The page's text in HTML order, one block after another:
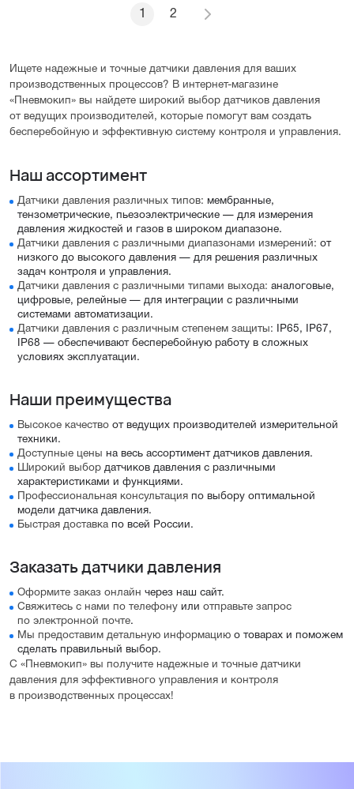
1 2
Ищете надежные и точные датчики давления для ваших
производственных процессов? В интернет-магазине
«Пневмокип» вы найдете широкий выбор датчиков давления
от ведущих производителей, которые помогут вам создать
бесперебойную и эффективную систему контроля и управления.
Наш ассортимент
Датчики давления различных типов: мембранные,
тензометрические, пьезоэлектрические — для измерения
давления жидкостей и газов в широком диапазоне.
Датчики давления с различными диапазонами измерений: от
низкого до высокого давления — для решения различных
задач контроля и управления.
Датчики давления с различными типами выхода: аналоговые,
цифровые, релейные — для интеграции с различными
системами автоматизации.
Датчики давления с различным степенем защиты:
IP65, IP67,
IP68 — обеспечивают бесперебойную работу в сложных
условиях эксплуатации.
Наши преимущества
Высокое качество от ведущих производителей измерительной
техники.
Доступные цены на весь ассортимент датчиков давления.
Широкий выбор датчиков давления с различными
характеристиками и функциями.
Профессиональная консультация по выбору оптимальной
модели датчика давления.
Быстрая доставка по всей России.
Заказать датчики давления
Оформите заказ онлайн через наш сайт.
Свяжитесь с нами по телефону или отправьте запрос
по электронной почте.
Мы предоставим детальную информацию о товарах и поможем
сделать правильный выбор.
С «Пневмокип» вы получите надежные и точные датчики
давления для эффективного управления и контроля
в производственных процессах!